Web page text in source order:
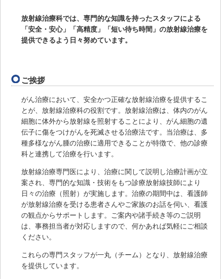
放射線治療科では、専門的な知識を持ったスタッフによる
「安全・安心」「高精度」「短い待ち時間」の放射線治療を
提供できるよう日々努めています。
ご挨拶
がん治療において、安全かつ正確な放射線治療を提供するこ
とが、放射線治療科の役割です。放射線治療は、体内のがん
細胞に体外から放射線を照射することにより、がん細胞の遺
伝子に傷をつけがんを死滅させる治療法です。当治療は、多
種多様ながん腫の治療に適用できることが特徴で、他の診療
科と連携して治療を行います。
放射線治療専門医により、治療に関して説明し治療計画が立
案され、専門的な知識・技術をもつ診療放射線技師により
日々の治療（照射）が実施します。治療の期間中は、看護師
が放射線治療を受ける患者さんやご家族のお話を伺い、看護
の観点からサポートします。ご案内や諸手続き等のご説明
は、事務担当者が対応しますので、何かあれば気軽にご相談
ください。
これらの専門スタッフが一丸（チーム）となり、放射線治療
を提供しています。